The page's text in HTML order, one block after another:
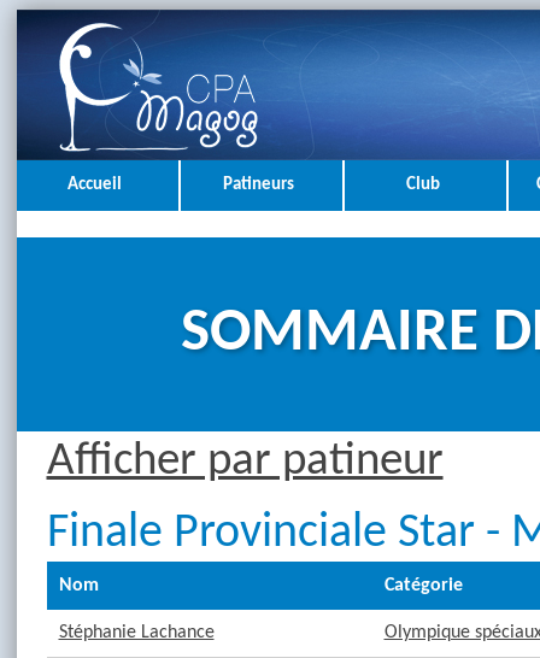
Accueil Patineurs Club
SOMMAIRE
Afficher par patineur
Finale Provinciale Star -
Nom Catégorie
Stéphanie Lachance Olympique